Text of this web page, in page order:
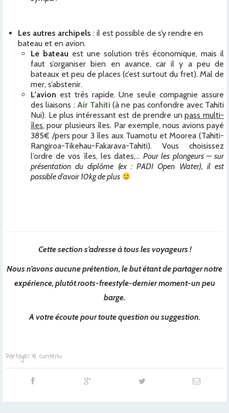
Les autres archipels : il est possible de s’y rendre en
bateau et en avion.
Le bateau est une solution très économique, mais il
faut s’organiser bien en avance, car il y a peu de
bateaux et peu de places (c’est surtout du fret). Mal de
mer, s’abstenir.
L’avion est très rapide. Une seule compagnie assure
des liaisons :Air Tahiti (à ne pas confondre avec Tahiti
Nui). Le plus intéressant est de prendre unpass multi-
îles, pour plusieurs îles. Par exemple, nous avions payé
385€ /pers pour 3 îles aux Tuamotu et Moorea (Tahiti-
Rangiroa-Tikehau-Fakarava-Tahiti). Vous choisissez
l’ordre de vos îles, les dates,…Pour les plongeurs – sur
présentation du diplôme (ex : PADI Open Water), il est
possible d’avoir 10kg de plus
Cette section s’adresse à tous les voyageurs !
Nous n’avons aucune prétention, le but étant de partager notre
expérience, plutôt roots-freestyle-dernier moment-un peu
barge.
A votre écoute pour toute question ou suggestion.
Partager le contenu